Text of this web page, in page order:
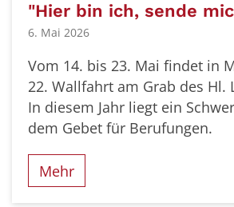
"Hier bin ich, sende
6. Mai 2026
Vom 14. bis 23. Mai findet in
22. Wallfahrt am Grab des Hl.
In diesem Jahr liegt ein
dem Gebet für Berufungen.
Mehr